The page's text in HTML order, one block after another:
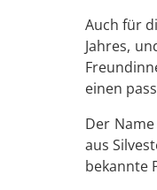
Auch für
Jahres,
einen
Der
aus
bekannte